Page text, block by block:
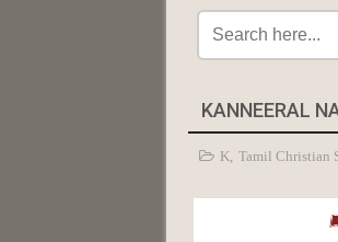
KANNEERAL
K, Tamil Christian